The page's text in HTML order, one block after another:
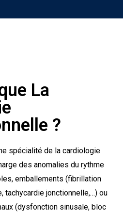
La
?
spécialité de la cardiologie
des anomalies du rythme
emballements (fibrillation
tachycardie jonctionnelle,…) ou
(dysfonction sinusale, bloc